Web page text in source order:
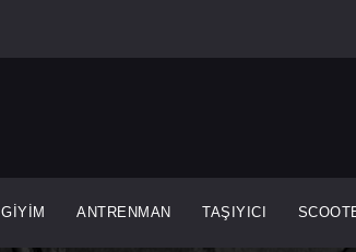
GİYİM ANTRENMAN TAŞIYICI